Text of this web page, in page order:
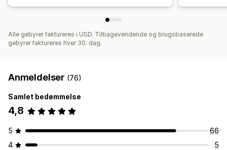
Alle gebyrer faktureres i USD. Tilbagevendende og brugsbaserede
gebyrer faktureres hver 30. dag.
Anmeldelser (76)
Samlet bedømmelse
4,8
5
66
4
5